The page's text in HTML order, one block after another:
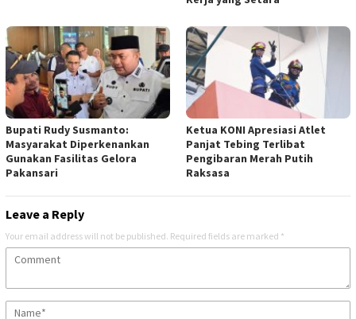
Bupati Rudy Susmanto:
Masyarakat Diperkenankan
Gunakan Fasilitas Gelora
Pakansari
Ketua KONI Apresiasi Atlet
Panjat Tebing Terlibat
Pengibaran Merah Putih
Raksasa
Leave a Reply
Your email address will not be published. Required fields are marked *